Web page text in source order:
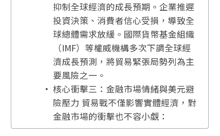
抑制全球經濟的成長預期。企業推遲
投資決策、消費者信心受損，導致全
球總體需求放緩。國際貨幣基金組織
（IMF）等權威機構多次下調全球經
濟成長預測，將貿易緊張局勢列為主
要風險之一。
核心衝擊三：金融市場情緒與美元避
險壓力 貿易戰不僅影響實體經濟，對
金融市場的衝擊也不容小覷：